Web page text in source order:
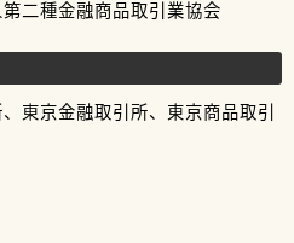
二種金融商品取引業協会
東京金融取引所、東京商品取引